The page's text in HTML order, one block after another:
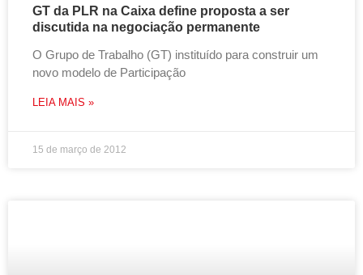
GT da PLR na Caixa define proposta a ser
discutida na negociação permanente
O Grupo de Trabalho (GT) instituído para construir um
novo modelo de Participação
LEIA MAIS »
15 de março de 2012